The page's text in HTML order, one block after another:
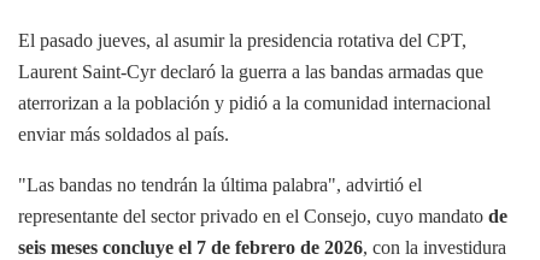
El pasado jueves, al asumir la presidencia rotativa del CPT,
Laurent Saint-Cyr declaró la guerra a las bandas armadas que
aterrorizan a la población y pidió a la comunidad internacional
enviar más soldados al país.
"Las bandas no tendrán la última palabra", advirtió el
representante del sector privado en el Consejo, cuyo mandato de
seis meses concluye el 7 de febrero de 2026, con la investidura